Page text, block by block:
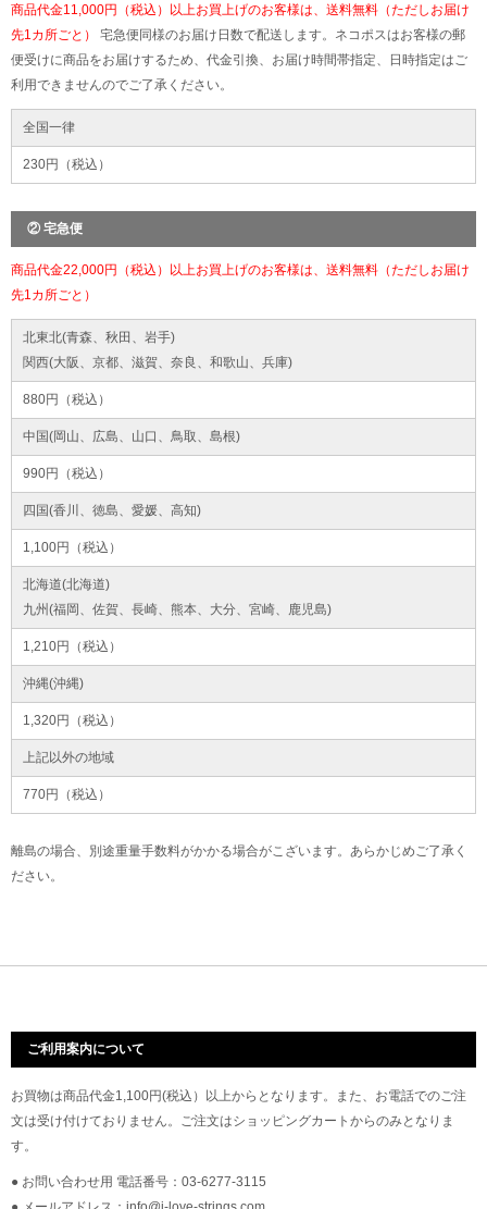
商品代金11,000円（税込）以上お買上げのお客様は、送料無料（ただしお届け
先1カ所ごと） 宅急便同様のお届け日数で配送します。ネコポスはお客様の郵
便受けに商品をお届けするため、代金引換、お届け時間帯指定、日時指定はご
利用できませんのでご了承ください。
全国一律
230円（税込）
② 宅急便
商品代金22,000円（税込）以上お買上げのお客様は、送料無料（ただしお届け
先1カ所ごと）
北東北(青森、秋田、岩手)
関西(大阪、京都、滋賀、奈良、和歌山、兵庫)
880円（税込）
中国(岡山、広島、山口、鳥取、島根)
990円（税込）
四国(香川、徳島、愛媛、高知)
1,100円（税込）
北海道(北海道)
九州(福岡、佐賀、長崎、熊本、大分、宮崎、鹿児島)
1,210円（税込）
沖縄(沖縄)
1,320円（税込）
上記以外の地域
770円（税込）
離島の場合、別途重量手数料がかかる場合がこざいます。あらかじめご了承く
ださい。
ご利用案内について
お買物は商品代金1,100円(税込）以上からとなります。また、お電話でのご注
文は受け付けておりません。ご注文はショッピングカートからのみとなりま
す。
● お問い合わせ用 電話番号：03-6277-3115